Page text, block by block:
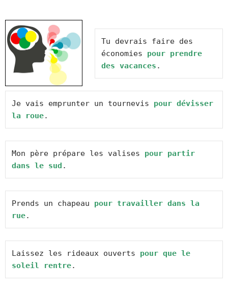
Tu devrais faire des
économies pour prendre
des vacances .
Je vais emprunter un tournevis pour dévisser
la roue.
Mon père prépare les valises pour partir
dans le sud .
Prends un chapeau pour travailler dans la
rue.
Laissez les rideaux ouverts pour que le
soleil rentre.